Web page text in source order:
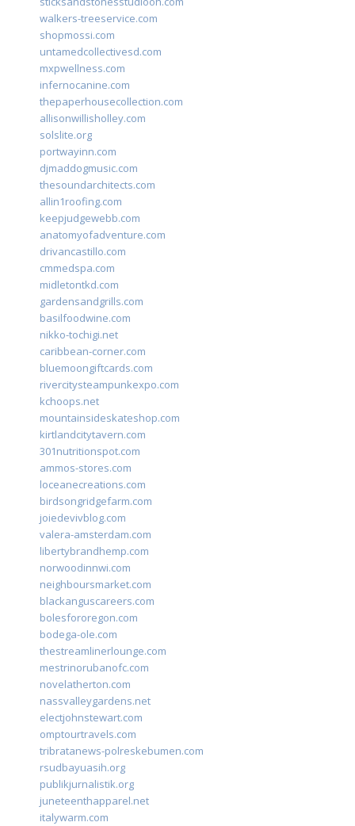
walkers-treeservice.com
shopmossi.com
untamedcollectivesd.com
mxpwellness.com
infernocanine.com
thepaperhousecollection.com
allisonwillisholley.com
solslite.org
portwayinn.com
djmaddogmusic.com
thesoundarchitects.com
allin1roofing.com
keepjudgewebb.com
anatomyofadventure.com
drivancastillo.com
cmmedspa.com
midletontkd.com
gardensandgrills.com
basilfoodwine.com
nikko-tochigi.net
caribbean-corner.com
bluemoongiftcards.com
rivercitysteampunkexpo.com
kchoops.net
mountainsideskateshop.com
kirtlandcitytavern.com
301nutritionspot.com
ammos-stores.com
loceanecreations.com
birdsongridgefarm.com
joiedevivblog.com
valera-amsterdam.com
libertybrandhemp.com
norwoodinnwi.com
neighboursmarket.com
blackanguscareers.com
bolesfororegon.com
bodega-ole.com
thestreamlinerlounge.com
mestrinorubanofc.com
novelatherton.com
nassvalleygardens.net
electjohnstewart.com
omptourtravels.com
tribratanews-polreskebumen.com
rsudbayuasih.org
publikjurnalistik.org
juneteenthapparel.net
italywarm.com